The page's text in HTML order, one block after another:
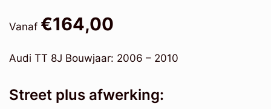
Vanaf €164,00
Audi TT 8J Bouwjaar: 2006 – 2010
Street plus afwerking: